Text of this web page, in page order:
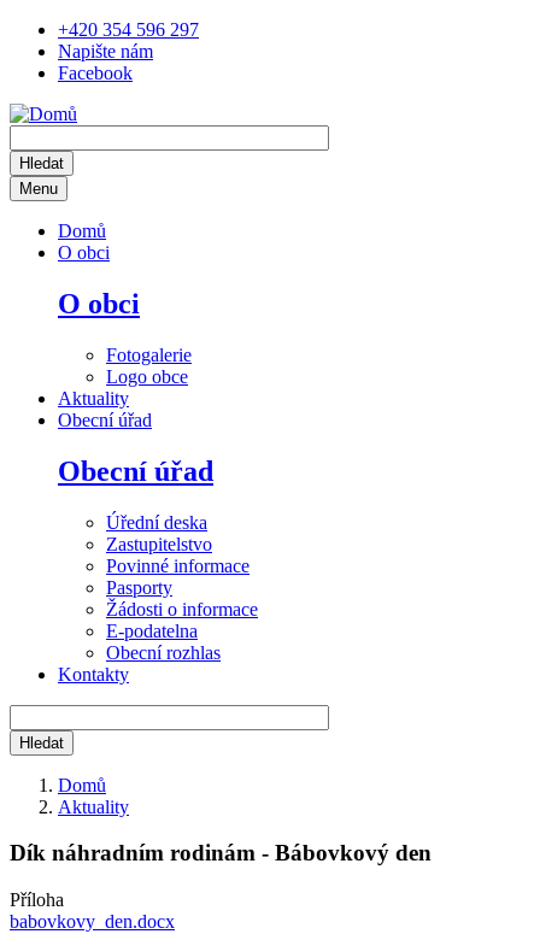
Přejít
hlavnímu
+420 354 596 297
Napište nám
Facebook
navigation
Menu
Domů
O obci
O obci
Fotogalerie
Logo obce
Aktuality
Obecní úřad
Obecní úřad
Úřední deska
Zastupitelstvo
Povinné informace
Pasporty
Žádosti o informace
E-podatelna
Obecní rozhlas
Kontakty
Drobečková
navigace
Domů
Aktuality
Dík náhradním rodinám - Bábovkový den
Příloha
babovkovy_den.docx